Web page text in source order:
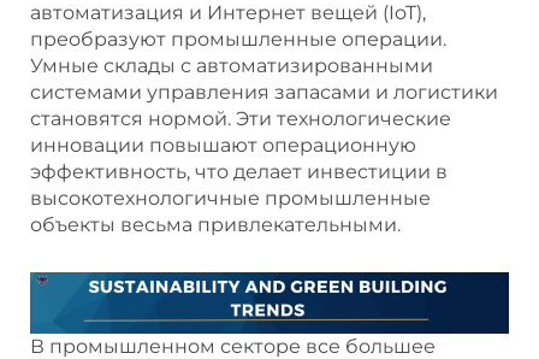
автоматизация и Интернет вещей (IoT),
преобразуют промышленные операции.
Умные склады с автоматизированными
системами управления запасами и логистики
становятся нормой. Эти технологические
инновации повышают операционную
эффективность, что делает инвестиции в
высокотехнологичные промышленные
объекты весьма привлекательными.
В промышленном секторе все большее